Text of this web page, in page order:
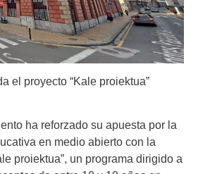
el proyecto “Kale proiektua”
ha reforzado su apuesta por la
en medio abierto con la
proiektua”, un programa dirigido a